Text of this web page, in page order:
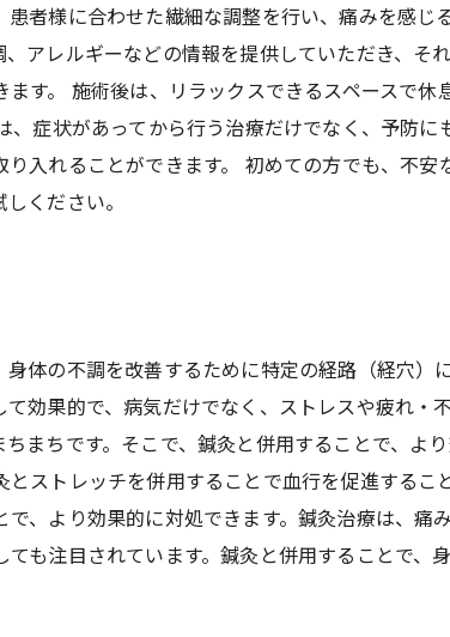
者様に合わせた繊細な調整を行い、痛みを感じ
アレルギーなどの情報を提供していただき、そ
す。 施術後は、リラックスできるスペースで
症状があってから行う治療だけでなく、予防
入れることができます。 初めての方でも、不
ください。
体の不調を改善するために特定の経路（経穴）
効果的で、病気だけでなく、ストレスや疲れ・
まちです。そこで、鍼灸と併用することで、よ
ストレッチを併用することで血行を促進するこ
、より効果的に対処できます。鍼灸治療は、痛
も注目されています。鍼灸と併用することで